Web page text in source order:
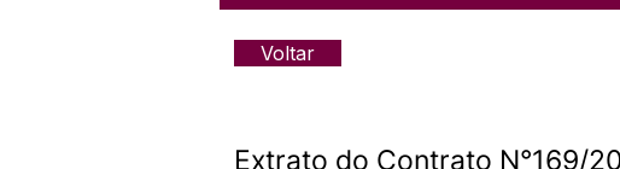
Voltar
Extrato do Contrato N°169/